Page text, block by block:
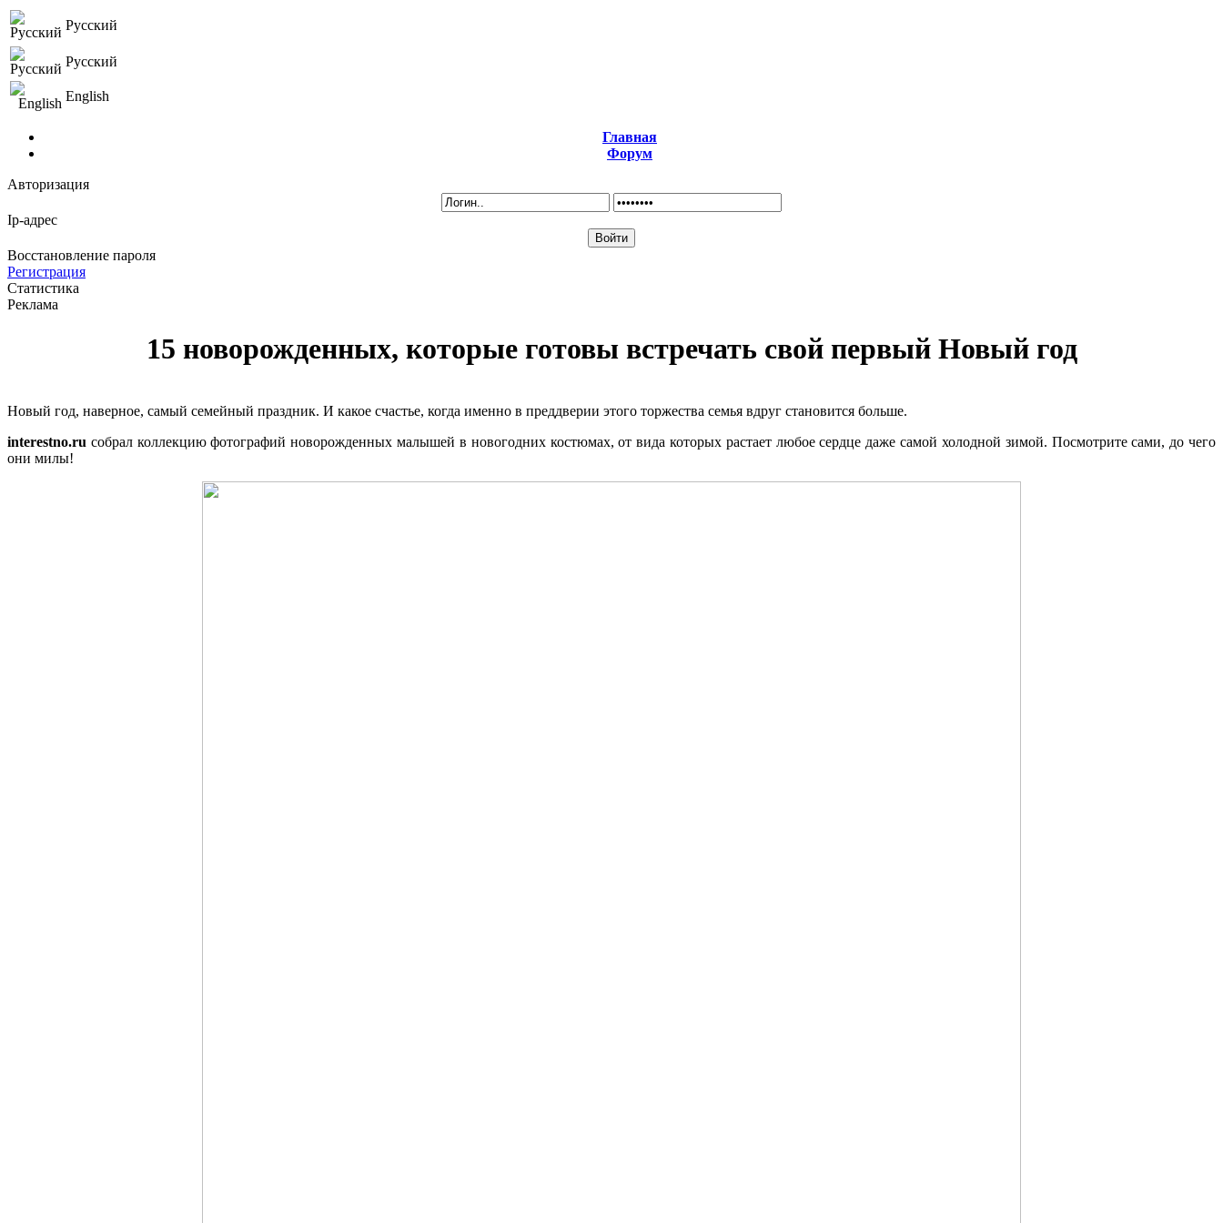
Русский
Русский
English
Главная
Форум
Авторизация
Ip-адрес
Восстановление пароля
Регистрация
Статистика
Реклама
15 новорожденных, которые готовы встречать свой первый Новый год
Новый год, наверное, самый семейный праздник. И какое счастье, когда именно в преддверии этого торжества семья вдруг становится больше.
interestno.ru собрал коллекцию фотографий новорожденных малышей в новогодних костюмах, от вида которых растает любое сердце даже самой холодной зимой. Посмотрите сами, до чего
они милы!